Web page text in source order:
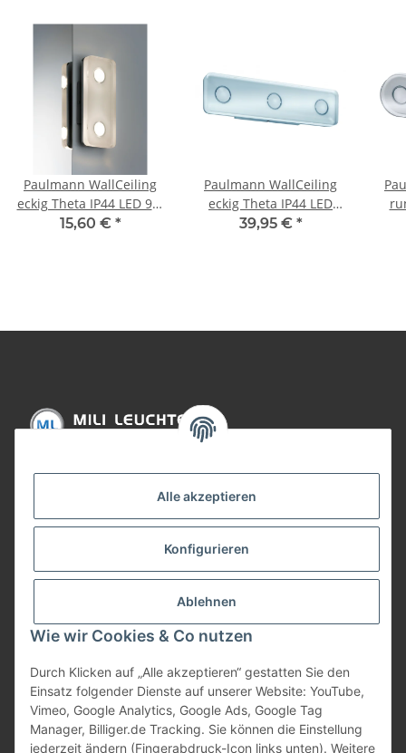
Alle akzeptieren
Konfigurieren
Ablehnen
Wie wir Cookies & Co nutzen
Durch Klicken auf „Alle akzeptieren“ gestatten Sie den
Einsatz folgender Dienste auf unserer Website: YouTube,
Vimeo, Google Analytics, Google Ads, Google Tag
Manager, Billiger.de Tracking. Sie können die Einstellung
jederzeit ändern (Fingerabdruck-Icon links unten). Weitere
Paulmann WallCeiling
eckig Theta IP44 LED 9W
Alu eloxiert/Klar 230V
15,60 € *
Paulmann WallCeiling
eckig Theta IP44 LED
13,5W Alu eloxiert/Klar
39,95 € *
Gesetzliche Informationen
Bezahlung